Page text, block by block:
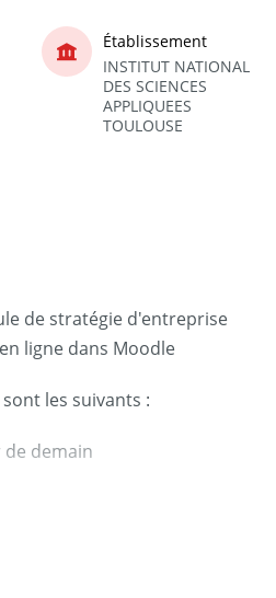
Établissement
INSTITUT NATIONAL
DES SCIENCES
APPLIQUEES
TOULOUSE
de stratégie d'entreprise
ligne dans Moodle
les suivants :
demain